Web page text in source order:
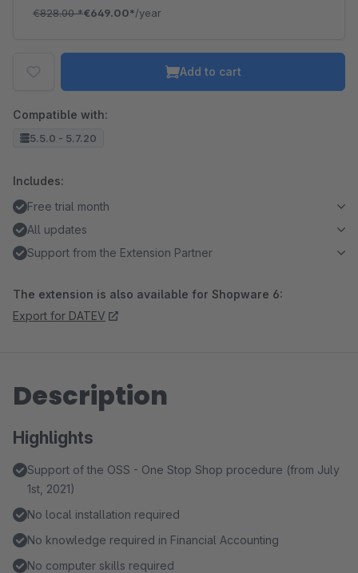
€828.00*€649.00*/year
Add to cart
Compatible with:
5.5.0 - 5.7.20
Includes:
Free trial month
All updates
Support from the Extension Partner
The extension is also available for Shopware 6:
Export for DATEV
Description
Highlights
Support of the OSS - One Stop Shop procedure (from July
1st, 2021)
No local installation required
No knowledge required in Financial Accounting
No computer skills required